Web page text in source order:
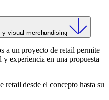
y visual merchandising
a un proyecto de retail permite
experiencia en una propuesta
retail desde el concepto hasta su